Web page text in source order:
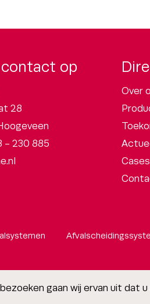
gaan wij ervan uit dat
op
28
- 230 885
Over
Cases